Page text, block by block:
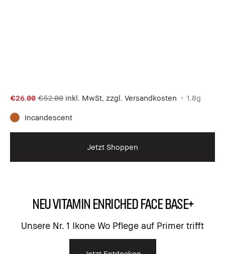
€26.00 €52.00 inkl. MwSt, zzgl. Versandkosten 1.8g
Incandescent
Jetzt Shoppen
NEU Vitamin Enriched Face Base+
Unsere Nr. 1 Ikone Wo Pflege auf Primer trifft